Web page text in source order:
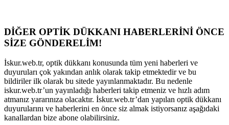
DİĞER OPTİK DÜKKANI HABERLERİNİ ÖNCE
SİZE GÖNDERELİM!
İskur.web.tr, optik dükkanı konusunda tüm yeni haberleri ve
duyuruları çok yakından anlık olarak takip etmektedir ve bu
bildiriler ilk olarak bu sitede yayınlanmaktadır. Bu nedenle
iskur.web.tr’un yayınladığı haberleri takip etmeniz ve hızlı adım
atmanız yararınıza olacaktır. İskur.web.tr’dan yapılan optik dükkanı
duyurularını ve haberlerini en önce siz almak istiyorsanız aşağıdaki
kanallardan bize abone olabilirsiniz.